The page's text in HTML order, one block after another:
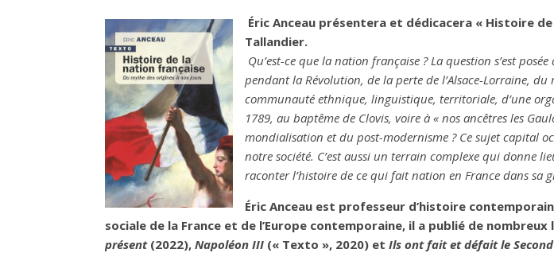
Éric Anceau présentera et dédicacera « Histoire
Tallandier.
Qu’est-ce que la nation française ? La question s’est
pendant la Révolution, de la perte de l’Alsace-Lorraine,
communauté ethnique, linguistique, territoriale, d’une
1789, au baptême de Clovis, voire à « nos ancêtres les
mondialisation et du post-modernisme ? Ce sujet capital
notre société. C’est aussi un terrain complexe qui donne
raconter l’histoire de ce qui fait nation en France dans sa
Éric Anceau est professeur d’histoire
sociale de la France et de l’Europe contemporaine, il a publié de
présent (2022), Napoléon III (« Texto », 2020) et Ils ont fait et défait le